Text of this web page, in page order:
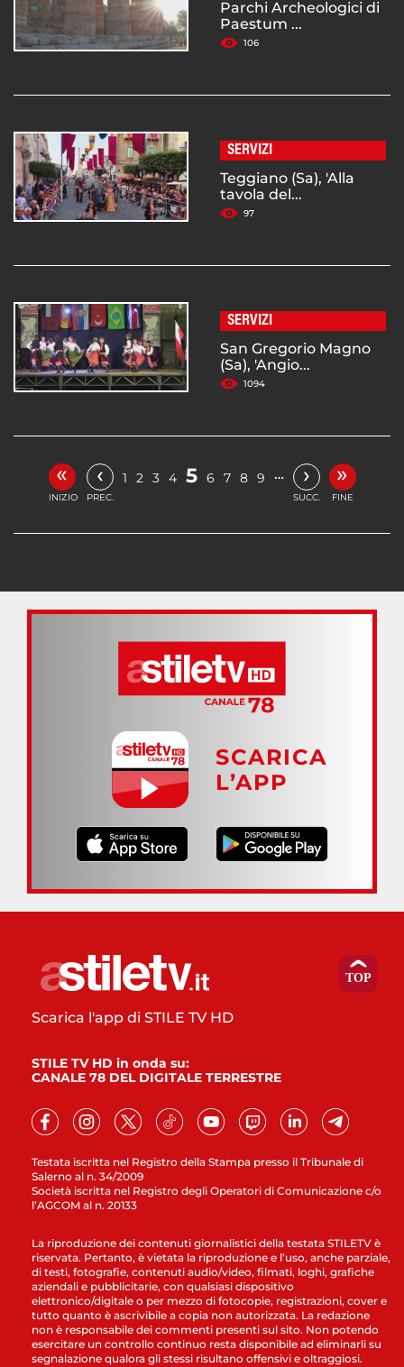
Parchi Archeologici di
Paestum ...
106
SERVIZI
Teggiano (Sa), 'Alla
tavola del...
97
SERVIZI
San Gregorio Magno
(Sa), 'Angio...
1094
«
INIZIO
‹
PREC.
1 2 3 4 5 6 7 8 9 … ›
SUCC.
»
FINE
SCARICA
L’APP
Testata iscritta nel Registro della Stampa presso il Tribunale di
Salerno al n. 34/2009
Società iscritta nel Registro degli Operatori di Comunicazione c/o
l’AGCOM al n. 20133
Scarica l'app di STILE TV HD
STILE TV HD in onda su:
CANALE 78 DEL DIGITALE TERRESTRE
La riproduzione dei contenuti giornalistici della testata STILETV è
riservata. Pertanto, è vietata la riproduzione e l’uso, anche parziale,
di testi, fotografie, contenuti audio/video, filmati, loghi, grafiche
aziendali e pubblicitarie, con qualsiasi dispositivo
elettronico/digitale o per mezzo di fotocopie, registrazioni, cover e
tutto quanto è ascrivibile a copia non autorizzata. La redazione
non è responsabile dei commenti presenti sul sito. Non potendo
esercitare un controllo continuo resta disponibile ad eliminarli su
segnalazione qualora gli stessi risultano offensivi e oltraggiosi.